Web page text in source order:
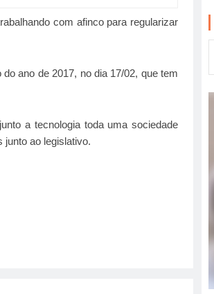
com afinco para regularizar
ano de 2017, no dia 17/02, que tem
a tecnologia toda uma sociedade
junto ao legislativo.